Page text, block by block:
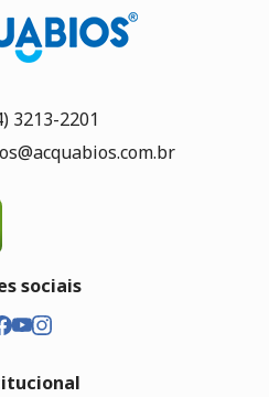
3213-2201
sociais